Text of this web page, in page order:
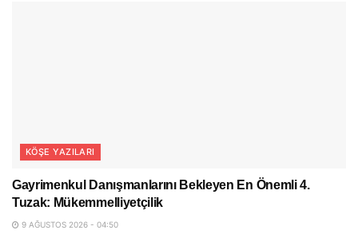
KÖŞE YAZILARI
Gayrimenkul Danışmanlarını Bekleyen En Önemli 4.
Tuzak: Mükemmelliyetçilik
9 AĞUSTOS 2026 - 04:50